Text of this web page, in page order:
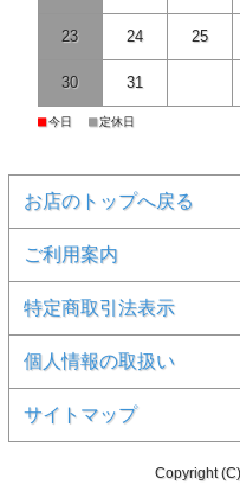
23 24 25
30 31
■今日 ■定休日
お店のトップへ戻る
ご利用案内
特定商取引法表示
個人情報の取扱い
サイトマップ
Copyright